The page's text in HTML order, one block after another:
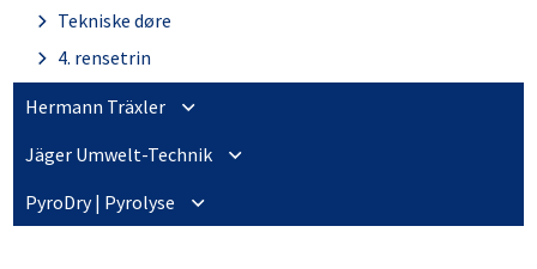
Tekniske døre
4. rensetrin
Hermann Träxler
Om Hermann Träxler
Jäger Umwelt-Technik
Om Jäger Umwelt-Technik
Jäger produkter
PyroDry | Pyrolyse